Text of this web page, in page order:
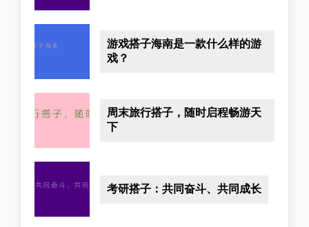
游戏搭子海南是一款什么样的游
戏？
周末旅行搭子，随时启程畅游天
下
考研搭子：共同奋斗、共同成长